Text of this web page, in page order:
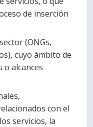
de inserción
(ONGs,
cuyo ámbito de
o alcances
con el
servicios, la